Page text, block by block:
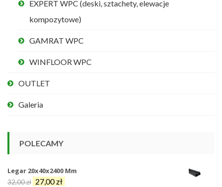
EXPERT WPC (deski, sztachety, elewacje
kompozytowe)
GAMRAT WPC
WINFLOOR WPC
OUTLET
Galeria
POLECAMY
Legar 20x40x2400 Mm
32,00zł Pierwotna
27,00zł